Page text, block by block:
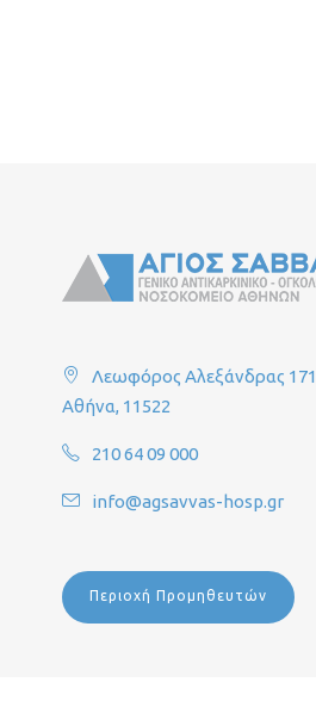
Λεωφόρος Αλεξάνδρας 171
Αθήνα, 11522
210 64 09 000
info@agsavvas-hosp.gr
Περιοχή Προμηθευτών